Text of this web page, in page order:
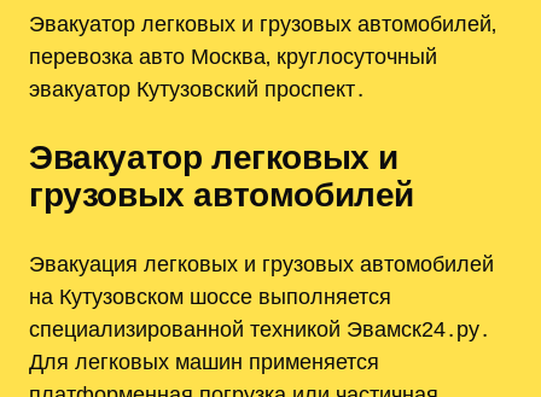
Эвакуатор легковых и грузовых автомобилей‚
перевозка авто Москва‚ круглосуточный
эвакуатор Кутузовский проспект․
Эвакуатор легковых и
грузовых автомобилей
Эвакуация легковых и грузовых автомобилей
на Кутузовском шоссе выполняется
специализированной техникой Эвамск24․ру․
Для легковых машин применяется